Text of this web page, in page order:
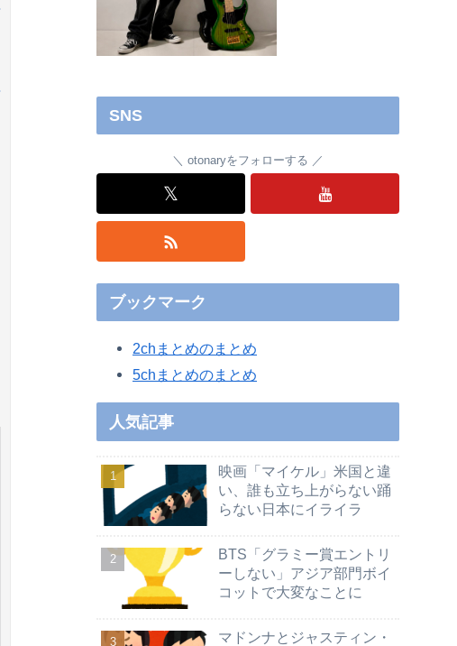
SNS
otonaryをフォローする
𝕏
ブックマーク
2chまとめのまとめ
5chまとめのまとめ
人気記事
映画「マイケル」米国と違
い、誰も立ち上がらない踊
らない日本にイライラ
BTS「グラミー賞エントリ
ーしない」アジア部門ボイ
コットで大変なことに
マドンナとジャスティン・